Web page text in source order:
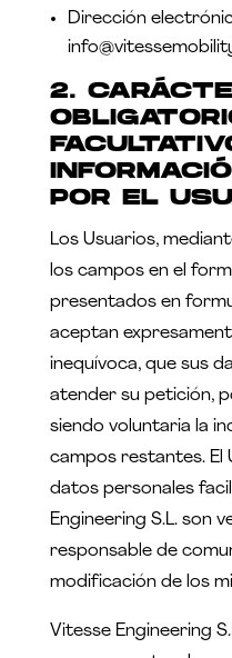
Dirección
2.
POR EL
Los Usuarios,
los campos en el
presentados en
aceptan
inequívoca, que sus
atender su petición,
siendo voluntaria la
campos restantes. El
datos personales
Engineering S.L. son
responsable de
modificación de los
Vitesse Engineering